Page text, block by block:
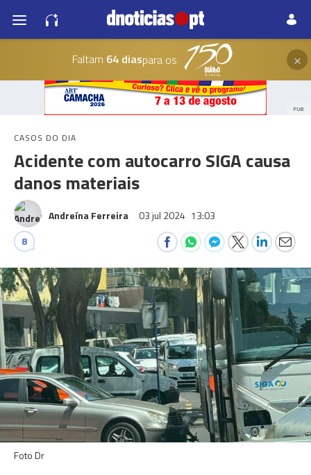
Faltam 64 diaspara os ×
PUB
CASOS DO DIA
Acidente com autocarro SIGA causa
danos materiais
Andreína Ferreira 03 jul 2024 13:03
8
Foto Dr